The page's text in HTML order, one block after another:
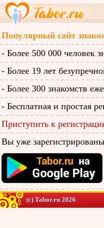
Популярный сайт
- Более 500 000 человек
- Более 19 лет
- Более 300 знакомств
- Бесплатная и простая
Приступить к
Вы уже
(c) Tabor.ru 2026